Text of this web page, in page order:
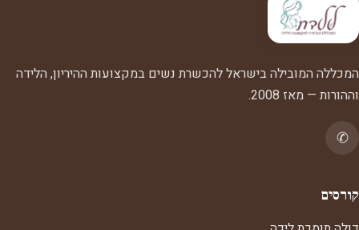
המכללה המובילה בישראל להכשרת נשים במקצועות ההיריון, הלידה
וההורות — מאז 2008.
✆
קורסים